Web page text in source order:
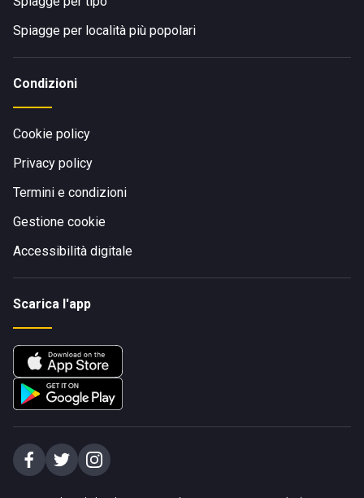
Spiagge per località più popolari
Condizioni
Cookie policy
Privacy policy
Termini e condizioni
Gestione cookie
Accessibilità digitale
Scarica l'app